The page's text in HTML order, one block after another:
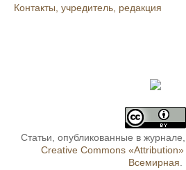
Контакты, учредитель, редакция
Статьи, опубликованные в
Creative Commons
Всемирная